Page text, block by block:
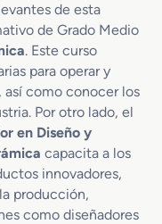
C
e
m
i
o
de esta
de Grado Medio
. Este curso
para operar y
así como conocer los
Por otro lado, el
en Diseño y
capacita a los
innovadores,
producción,
como diseñadores